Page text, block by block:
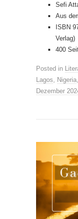
Sefi
Aus
ISBN
Verlag)
400
Posted in
Lagos
Nigeria
Dezember